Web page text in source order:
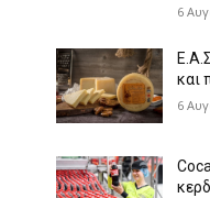
6
και
6